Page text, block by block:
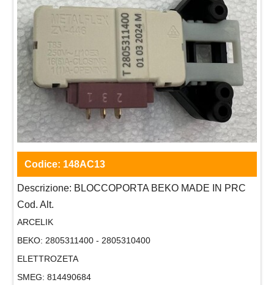
Codice: 148AC13
Descrizione: BLOCCOPORTA BEKO MADE IN PRC
Cod. Alt.
ARCELIK
BEKO: 2805311400 - 2805310400
ELETTROZETA
SMEG: 814490684